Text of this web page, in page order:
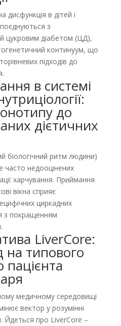
дисфункція в дітей і
поєднуються з
й цукровим діабетом (ЦД),
континуум, що
підходів до
в системі
до
дієтичних
біологічний ритм людини)
часто недооцінених
харчування. Приймання
вікна сприяє
циркадних
з покращенням
LiverCore:
на типового
пацієнта
медичному середовищі
вектор у розумінні
Йдеться про LiverCore –